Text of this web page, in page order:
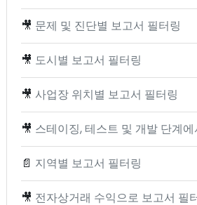
🎥 문제 및 진단별 보고서 필터링
🎥 도시별 보고서 필터링
🎥 사업장 위치별 보고서 필터링
🎥 스테이징, 테스트 및 개발 단계
📄 지역별 보고서 필터링
🎥 전자상거래 수익으로 보고서 필